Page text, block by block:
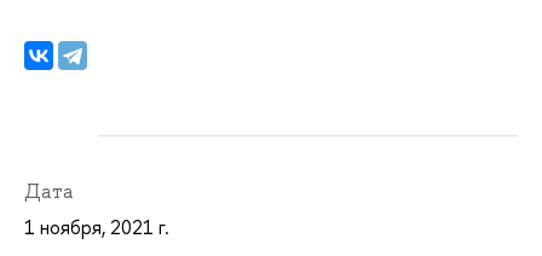
Дата
1 ноября, 2021 г.